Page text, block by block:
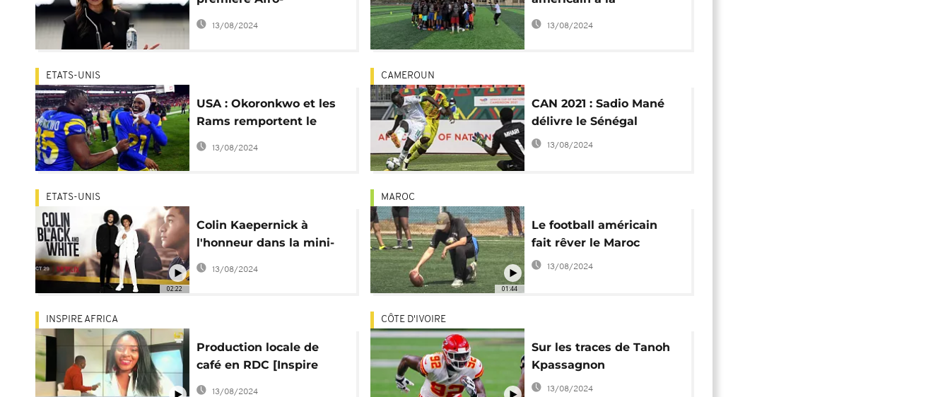
Américaine à diriger
une franchise de NFL
13/08/2024
recherche de talents
africains
13/08/2024
ETATS-UNIS
USA : Okoronkwo et les
Rams remportent le
Super Bowl
13/08/2024
CAMEROUN
CAN 2021 : Sadio Mané
délivre le Sénégal
13/08/2024
02:22
ETATS-UNIS
Colin Kaepernick à
l'honneur dans la mini-
série "Colin in Black and
13/08/2024
01:44
MAROC
Le football américain
fait rêver le Maroc
13/08/2024
INSPIRE AFRICA
Production locale de
café en RDC [Inspire
Africa]
13/08/2024
CÔTE D'IVOIRE
Sur les traces de Tanoh
Kpassagnon
13/08/2024